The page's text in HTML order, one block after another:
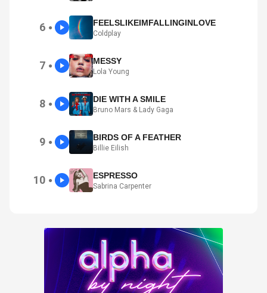
6 ● FEELSLIKEIMFALLINGINLOVE
Coldplay
7 ● MESSY
Lola Young
8 ● DIE WITH A SMILE
Bruno Mars & Lady Gaga
9 ● BIRDS OF A FEATHER
Billie Eilish
10 ● ESPRESSO
Sabrina Carpenter